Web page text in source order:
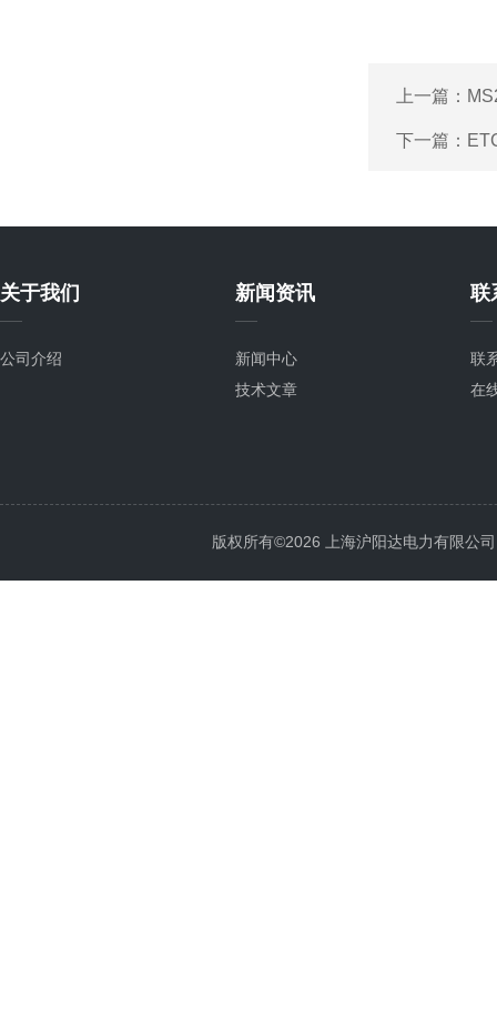
上一篇：
下一篇：
关于我们
公司介绍
新闻资讯
新闻中心
技术文章
联
联
在
版权所有©2026 上海沪阳达电力有限公